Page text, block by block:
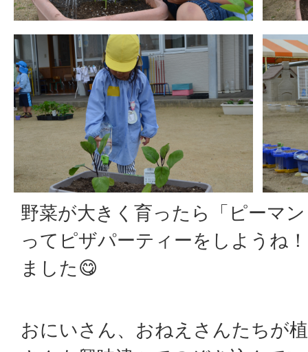
野菜が大きく育ったら「ピーマ
ってピザパーティーをしようね
ました😋
おにいさん、おねえさんたちが